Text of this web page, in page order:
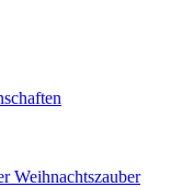
Weihnachtszauber